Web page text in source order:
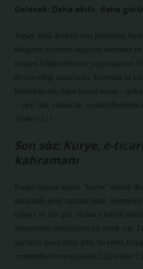
Gelecek: Daha akıllı, daha
Yapay zekâ destekli rota planlama,
bölgeleri önceden saptayan sistemler ve
müşteri bilgilendirmesi yaygınlaşıyor.
devam ettiği pazarlarda, kuryenin işi
bütünleşecek; fakat insani temas—güler
—hep fark yaratacak.
{index=11}
Son söz: Kurye, e-
kahramanı
Kargo taşıyan kişiye “kurye” demek
arkasında şehir nabzını tutan,
çalışan ve her gün yüzlerce küçük
deneyimine dönüştüren bir emek var.
sayıların işaret ettiği gibi, bu emek